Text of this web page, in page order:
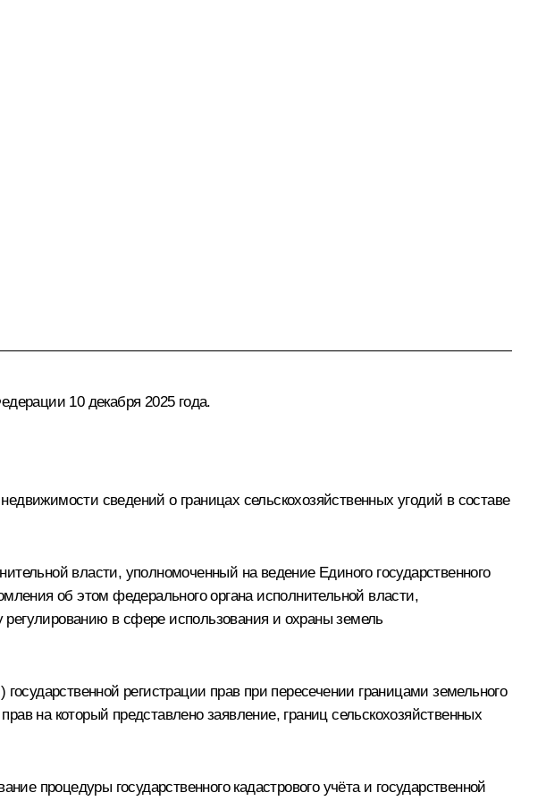
10 декабря 2025 года.
сведений о границах сельскохозяйственных угодий в составе
власти, уполномоченный на ведение Единого государственного
об этом федерального органа исполнительной власти,
в сфере использования и охраны земель
регистрации прав при пересечении границами земельного
на который представлено заявление, границ сельскохозяйственных
процедуры государственного кадастрового учёта и государственной